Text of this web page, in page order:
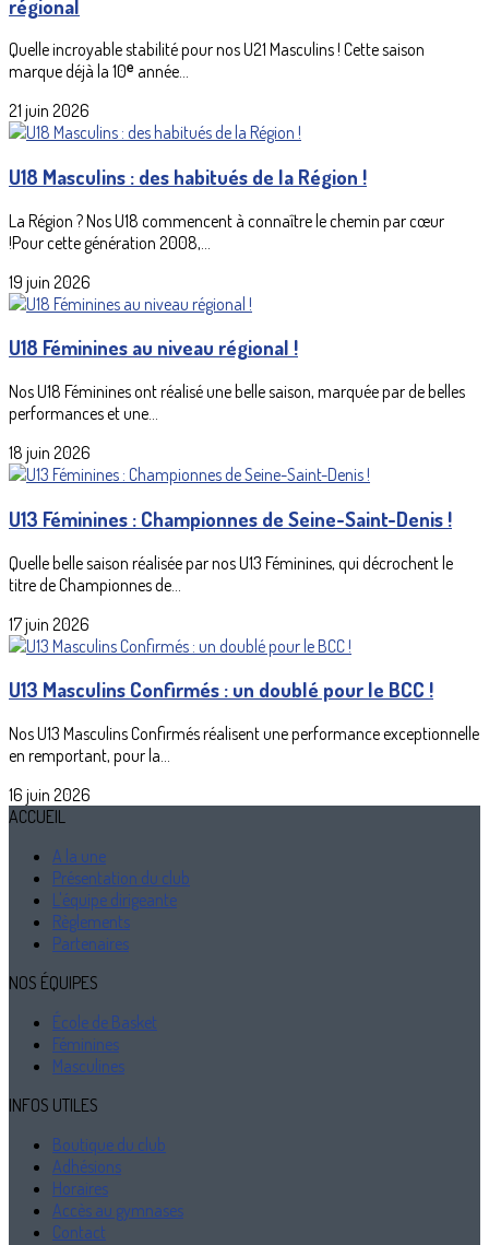
régional
Quelle incroyable stabilité pour nos U21 Masculins ! Cette saison
marque déjà la 10ᵉ année...
21 juin 2026
U18 Masculins : des habitués de la Région !
La Région ? Nos U18 commencent à connaître le chemin par cœur
!Pour cette génération 2008,...
19 juin 2026
U18 Féminines au niveau régional !
Nos U18 Féminines ont réalisé une belle saison, marquée par de belles
performances et une...
18 juin 2026
U13 Féminines : Championnes de Seine-Saint-Denis !
Quelle belle saison réalisée par nos U13 Féminines, qui décrochent le
titre de Championnes de...
17 juin 2026
U13 Masculins Confirmés : un doublé pour le BCC !
Nos U13 Masculins Confirmés réalisent une performance exceptionnelle
en remportant, pour la...
16 juin 2026
ACCUEIL
A la une
Présentation du club
L'équipe dirigeante
Règlements
Partenaires
NOS ÉQUIPES
École de Basket
Féminines
Masculines
INFOS UTILES
Boutique du club
Adhésions
Horaires
Accès au gymnases
Contact